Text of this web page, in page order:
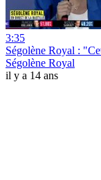
3:35
Ségolène Royal :
Ségolène Royal
il y a 14 ans